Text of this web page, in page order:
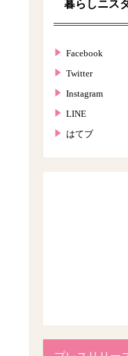
暮らしニス
Facebook
Twitter
Instagram
LINE
はてブ